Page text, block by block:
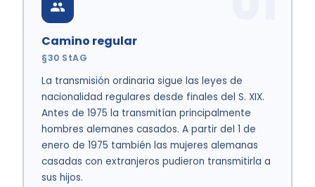
Camino regular
§30 StAG
La transmisión ordinaria sigue las leyes de
nacionalidad regulares desde finales del S. XIX.
Antes de 1975 la transmitían principalmente
hombres alemanes casados. A partir del 1 de
enero de 1975 también las mujeres alemanas
casadas con extranjeros pudieron transmitirla a
sus hijos.